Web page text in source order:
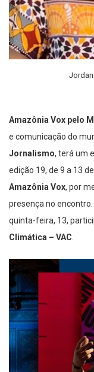
Amazônia Vox pelo
e comunicação do
Jornalismo, terá um
edição 19, de 9 a 13
Amazônia Vox, por
presença no
quinta-feira, 13,
Climática – VAC